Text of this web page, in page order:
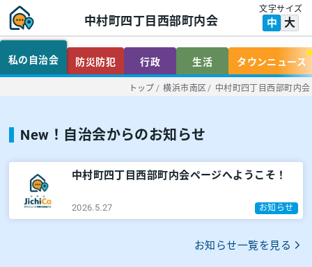
中村町四丁目西部町内会
文字サイズ
中 大
私の自治会 防災防犯 行政 生活 タウンニュース
トップ / 横浜市南区 / 中村町四丁目西部町内会
New！自治会からのお知らせ
中村町四丁目西部町内会ページへようこそ！
2026.5.27 お知らせ
お知らせ一覧を見る